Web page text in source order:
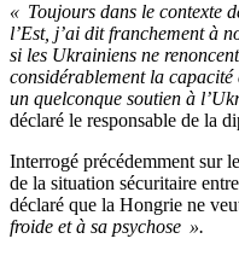
« Toujours dans le contexte
l’Est, j’ai dit franchement à
si les Ukrainiens ne
considérablement la
un quelconque soutien à
déclaré le responsable de la
Interrogé précédemment sur
de la situation sécuritaire
déclaré que la Hongrie ne
froide et à sa psychose ».